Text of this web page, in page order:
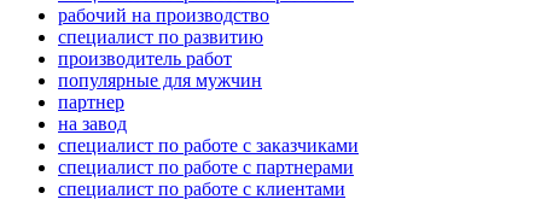
рабочий на производство
специалист по развитию
производитель работ
популярные для мужчин
партнер
на завод
специалист по работе с заказчиками
специалист по работе с партнерами
специалист по работе с клиентами